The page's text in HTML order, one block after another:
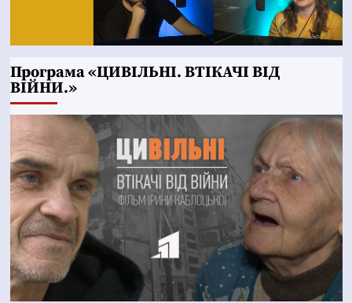
Програма «ЦИВІЛЬНІ. ВТІКАЧІ ВІД
ВІЙНИ.»